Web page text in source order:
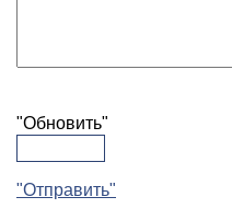
"Обновить"
"Отправить"